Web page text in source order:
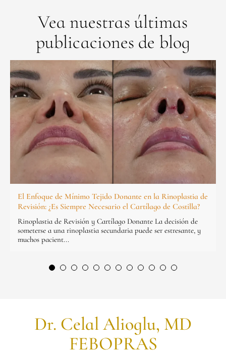
Vea nuestras últimas
publicaciones de blog
El Enfoque de Mínimo Tejido Donante en la Rinoplastia de
Revisión: ¿Es Siempre Necesario el Cartílago de Costilla?
Rinoplastia de Revisión y Cartílago Donante La decisión de
someterse a una rinoplastia secundaria puede ser estresante, y
muchos pacient...
Dr. Celal Alioglu, MD
FEBOPRAS